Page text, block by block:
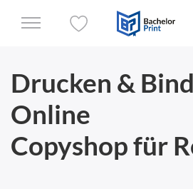
Drucken &
Online
Copyshop für